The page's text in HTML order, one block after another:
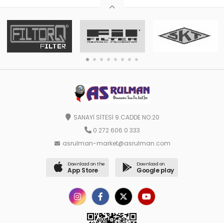
SANAYİ SİTESİ 9.CADDE NO:20
0 272 606 0 333
asrulman-market@asrulman.com
Download on the
App Store
Download on
Google play